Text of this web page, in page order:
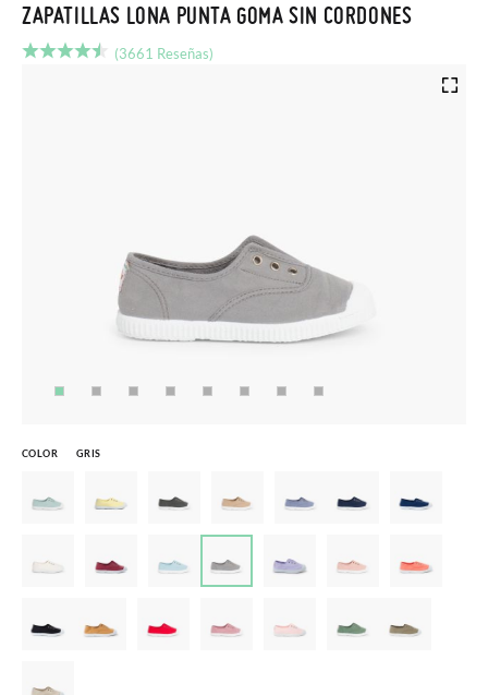
ZAPATILLAS LONA PUNTA GOMA SIN CORDONES
(3661 Reseñas)
COLOR GRIS